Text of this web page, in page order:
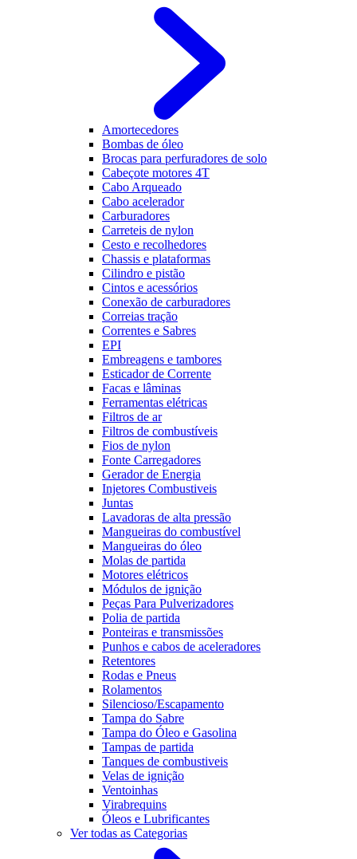
Amortecedores
Bombas de óleo
Brocas para perfuradores de solo
Cabeçote motores 4T
Cabo Arqueado
Cabo acelerador
Carburadores
Carreteis de nylon
Cesto e recolhedores
Chassis e plataformas
Cilindro e pistão
Cintos e acessórios
Conexão de carburadores
Correias tração
Correntes e Sabres
EPI
Embreagens e tambores
Esticador de Corrente
Facas e lâminas
Ferramentas elétricas
Filtros de ar
Filtros de combustíveis
Fios de nylon
Fonte Carregadores
Gerador de Energia
Injetores Combustiveis
Juntas
Lavadoras de alta pressão
Mangueiras do combustível
Mangueiras do óleo
Molas de partida
Motores elétricos
Módulos de ignição
Peças Para Pulverizadores
Polia de partida
Ponteiras e transmissões
Punhos e cabos de aceleradores
Retentores
Rodas e Pneus
Rolamentos
Silencioso/Escapamento
Tampa do Sabre
Tampa do Óleo e Gasolina
Tampas de partida
Tanques de combustiveis
Velas de ignição
Ventoinhas
Virabrequins
Óleos e Lubrificantes
Ver todas as Categorias